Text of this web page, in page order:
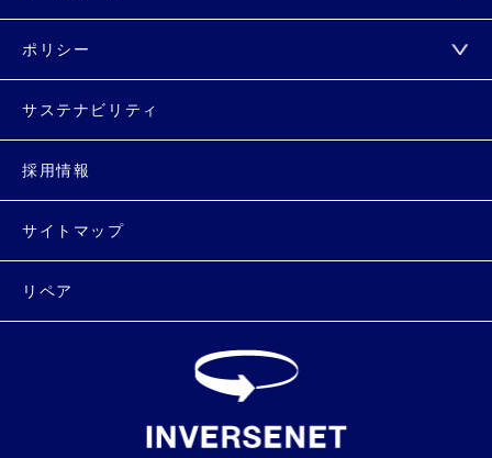
ポリシー
サステナビリティ
採用情報
サイトマップ
リペア